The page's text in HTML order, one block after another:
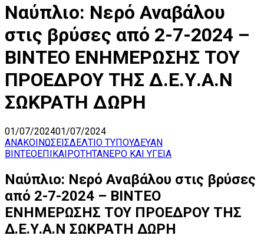
Ναύπλιο: Νερό Αναβάλου
στις βρύσες από 2-7-2024 –
ΒΙΝΤΕΟ ΕΝΗΜΕΡΩΣΗΣ ΤΟΥ
ΠΡΟΕΔΡΟΥ ΤΗΣ Δ.Ε.Υ.Α.Ν
ΣΩΚΡΑΤΗ ΔΩΡΗ
01/07/202401/07/2024
ΑΝΑΚΟΙΝΩΣΕΙΣΔΕΛΤΙΟ ΤΥΠΟΥΔΕΥΑΝ
ΒΙΝΤΕΟΕΠΙΚΑΙΡΟΤΗΤΑΝΕΡΟ ΚΑΙ ΥΓΕΙΑ
Ναύπλιο: Νερό Αναβάλου στις βρύσες
από 2-7-2024 – ΒΙΝΤΕΟ
ΕΝΗΜΕΡΩΣΗΣ ΤΟΥ ΠΡΟΕΔΡΟΥ ΤΗΣ
Δ.Ε.Υ.Α.Ν ΣΩΚΡΑΤΗ ΔΩΡΗ